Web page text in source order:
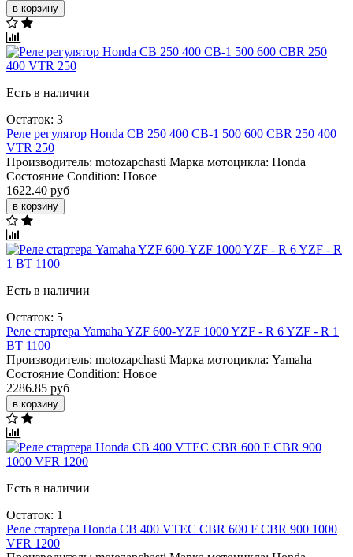
в корзину
Есть в наличии
Остаток: 3
Реле регулятор Honda CB 250 400 CB-1 500 600 CBR 250 400
VTR 250
Производитель: motozapchasti Марка мотоцикла: Honda
Состояние Condition: Новое
1622.40 руб
в корзину
Есть в наличии
Остаток: 5
Реле стартера Yamaha YZF 600-YZF 1000 YZF - R 6 YZF - R 1
BT 1100
Производитель: motozapchasti Марка мотоцикла: Yamaha
Состояние Condition: Новое
2286.85 руб
в корзину
Есть в наличии
Остаток: 1
Реле стартера Honda СВ 400 VTEC CBR 600 F CBR 900 1000
VFR 1200